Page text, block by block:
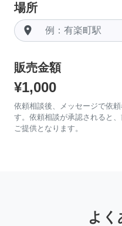
場所
room
販売金額
¥1,000
依頼相談後、メッセージで依
す。依頼相談が承認されると
ご提供となります。
よく